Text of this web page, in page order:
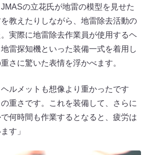
の立花氏が地雷の模型を見せた
教えたりしながら、地雷除去活動の
実際に地雷除去作業員が使用するヘ
雷探知機といった装備一式を着用し
さに驚いた表情を浮かべます。
ヘルメットも想像より重かったです
重さです。これを装備して、さらに
何時間も作業するとなると、疲労は
す」